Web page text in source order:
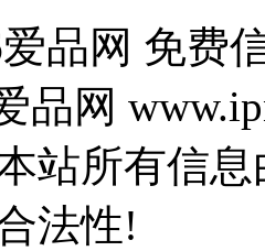
品网 免费
品网
站所有信
法性!